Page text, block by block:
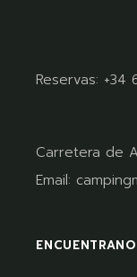
Reservas: +34
Carretera de
Email: